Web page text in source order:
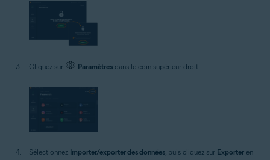
Cliquez sur Paramètres dans le coin supérieur droit.
Sélectionnez Importer/exporter des données, puis cliquez sur Exporter en